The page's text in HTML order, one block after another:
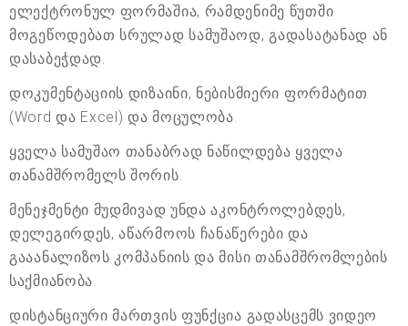
ელექტრონულ ფორმაშია, რამდენიმე წუთში
მოგეწოდებათ სრულად სამუშაოდ, გადასატანად ან
დასაბეჭდად.
დოკუმენტაციის დიზაინი, ნებისმიერი ფორმატით
(Word და Excel) და მოცულობა.
ყველა სამუშაო თანაბრად ნაწილდება ყველა
თანამშრომელს შორის.
მენეჯმენტი მუდმივად უნდა აკონტროლებდეს,
დელეგირდეს, აწარმოოს ჩანაწერები და
გააანალიზოს კომპანიის და მისი თანამშრომლების
საქმიანობა.
დისტანციური მართვის ფუნქცია გადასცემს ვიდეო